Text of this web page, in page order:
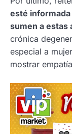
esté
sumen a estas
crónica
especial a
mostrar